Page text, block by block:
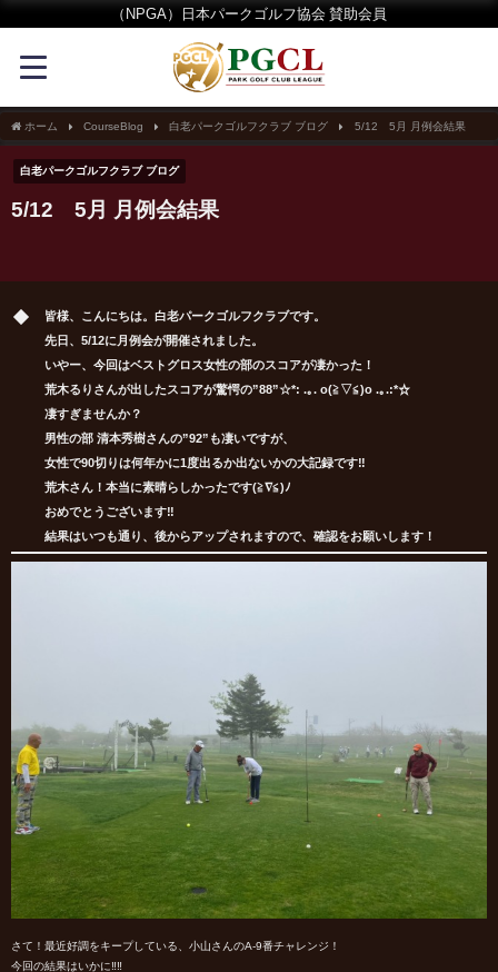
（NPGA）日本パークゴルフ協会 賛助会員
ホーム CourseBlog 白老パークゴルフクラブ ブログ 5/12 5月 月例会結果
白老パークゴルフクラブ ブログ
5/12 5月 月例会結果
皆様、こんにちは。白老パークゴルフクラブです。
先日、5/12に月例会が開催されました。
いやー、今回はベストグロス女性の部のスコアが凄かった！
荒木るりさんが出したスコアが驚愕の”88”☆*: .｡. o(≧▽≦)o .｡.:*☆
凄すぎませんか？
男性の部 清本秀樹さんの”92”も凄いですが、
女性で90切りは何年かに1度出るか出ないかの大記録です‼
荒木さん！本当に素晴らしかったです(≧∇≦)ﾉ
おめでとうございます‼
結果はいつも通り、後からアップされますので、確認をお願いします！
さて！最近好調をキープしている、小山さんのA-9番チャレンジ！
今回の結果はいかに‼‼